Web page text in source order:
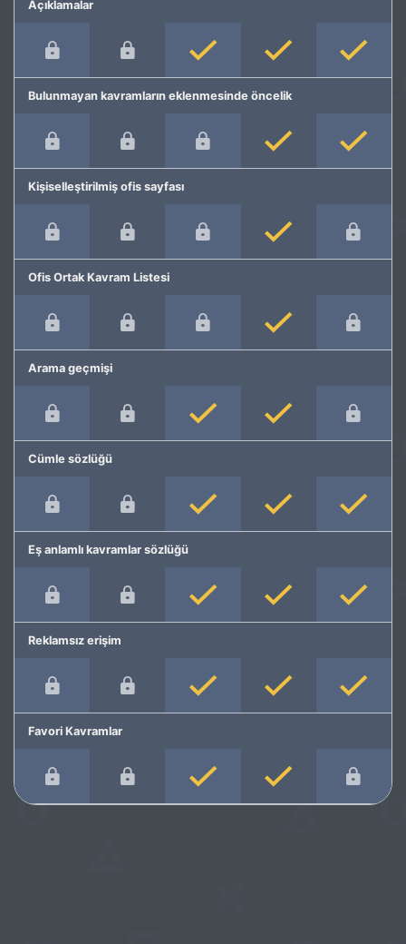
Açıklamalar
Bulunmayan kavramların eklenmesinde öncelik
Kişiselleştirilmiş ofis sayfası
Ofis Ortak Kavram Listesi
Arama geçmişi
Cümle sözlüğü
Eş anlamlı kavramlar sözlüğü
Reklamsız erişim
Favori Kavramlar